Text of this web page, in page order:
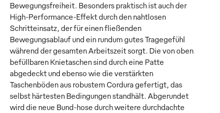
Bewegungsfreiheit. Besonders praktisch ist auch der
High-Performance-Effekt durch den nahtlosen
Schritteinsatz, der für einen fließenden
Bewegungsablauf und ein rundum gutes Tragegefühl
während der gesamten Arbeitszeit sorgt. Die von oben
befüllbaren Knietaschen sind durch eine Patte
abgedeckt und ebenso wie die verstärkten
Taschenböden aus robustem Cordura gefertigt, das
selbst härtesten Bedingungen standhält. Abgerundet
wird die neue Bund-hose durch weitere durchdachte